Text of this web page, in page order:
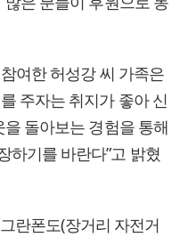
여한 허성강 씨 가족은
주자는 취지가 좋아 신
을 돌아보는 경험을 통해
하기를 바란다”고 밝혔
란폰도(장거리 자전거